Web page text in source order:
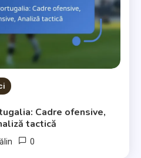
Cadre ofensive,
tactică
0